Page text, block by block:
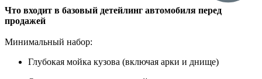
Что входит в базовый детейлинг автомобиля перед
продажей
Минимальный набор:
Глубокая мойка кузова (включая арки и днище)